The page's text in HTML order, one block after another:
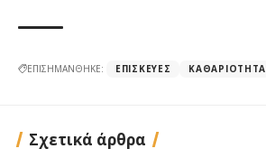
ΕΠΙΣΗΜΑΝΘΗΚΕ: ΕΠΙΣΚΕΥΈΣ ΚΑΘΑΡΙΌΤΗΤΑ
Σχετικά άρθρα